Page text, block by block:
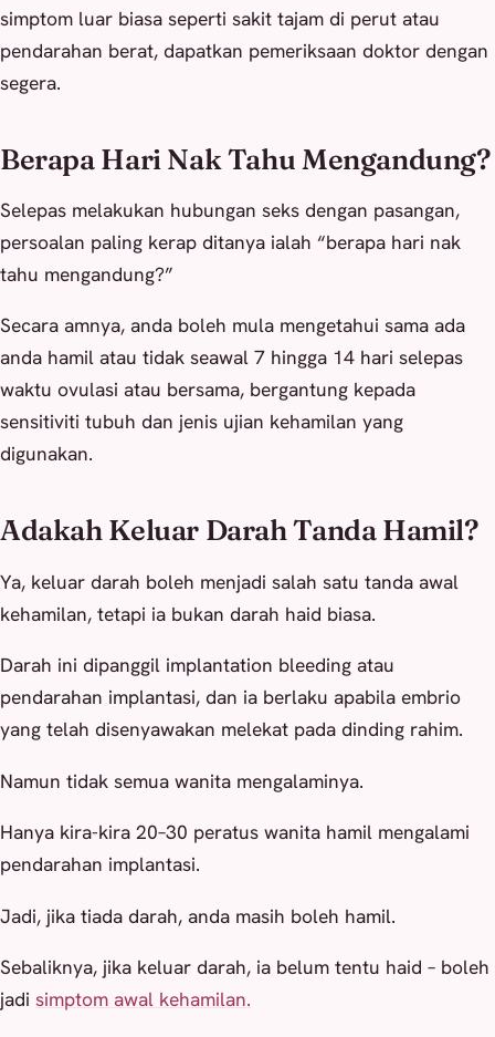
simptom luar biasa seperti sakit tajam di perut atau
pendarahan berat, dapatkan pemeriksaan doktor dengan
segera.
Berapa Hari Nak Tahu Mengandung?
Selepas melakukan hubungan seks dengan pasangan,
persoalan paling kerap ditanya ialah “berapa hari nak
tahu mengandung?”
Secara amnya, anda boleh mula mengetahui sama ada
anda hamil atau tidak seawal 7 hingga 14 hari selepas
waktu ovulasi atau bersama, bergantung kepada
sensitiviti tubuh dan jenis ujian kehamilan yang
digunakan.
Adakah Keluar Darah Tanda Hamil?
Ya, keluar darah boleh menjadi salah satu tanda awal
kehamilan, tetapi ia bukan darah haid biasa.
Darah ini dipanggil implantation bleeding atau
pendarahan implantasi, dan ia berlaku apabila embrio
yang telah disenyawakan melekat pada dinding rahim.
Namun tidak semua wanita mengalaminya.
Hanya kira-kira 20–30 peratus wanita hamil mengalami
pendarahan implantasi.
Jadi, jika tiada darah, anda masih boleh hamil.
Sebaliknya, jika keluar darah, ia belum tentu haid – boleh
jadi simptom awal kehamilan.